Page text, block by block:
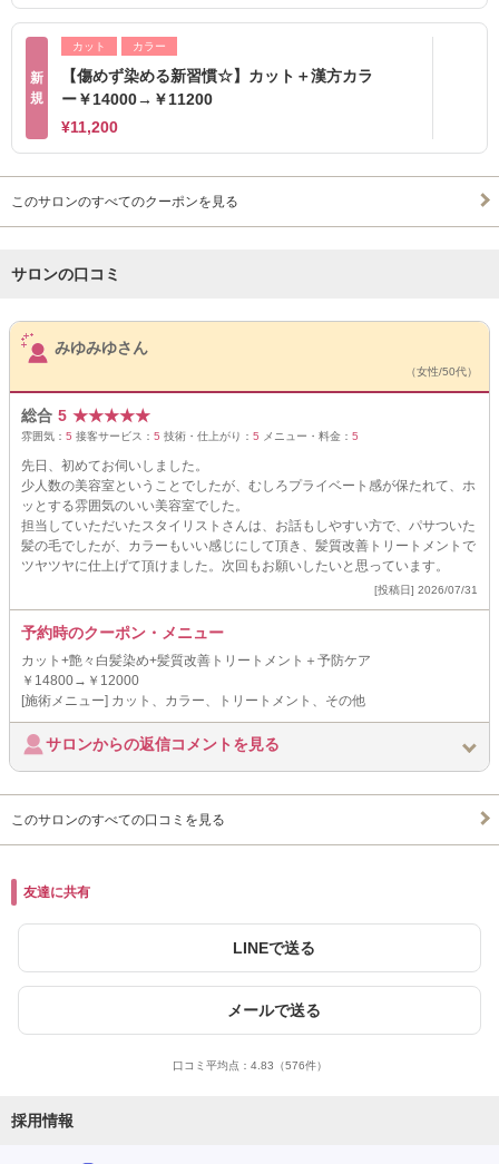
新
規
カット カラー
【傷めず染める新習慣☆】カット＋漢方カラ
ー￥14000→￥11200
¥11,200
このサロンのすべてのクーポンを見る
サロンの口コミ
サロンPick Up
みゆみゆさん
（女性/50代）
総合 5 ★★★★★
雰囲気： 5 接客サービス： 5 技術・仕上がり： 5 メニュー・料金： 5
先日、初めてお伺いしました。
少人数の美容室ということでしたが、むしろプライベート感が保たれて、ホ
ッとする雰囲気のいい美容室でした。
担当していただいたスタイリストさんは、お話もしやすい方で、パサついた
髪の毛でしたが、カラーもいい感じにして頂き、髪質改善トリートメントで
ツヤツヤに仕上げて頂けました。次回もお願いしたいと思っています。
[投稿日] 2026/07/31
予約時のクーポン・メニュー
カット+艶々白髪染め+髪質改善トリートメント＋予防ケア
￥14800→￥12000
[施術メニュー] カット、カラー、トリートメント、その他
サロンからの返信コメントを見る
このサロンのすべての口コミを見る
友達に共有
LINEで送る
メールで送る
口コミ平均点： 4.83 （576件）
採用情報